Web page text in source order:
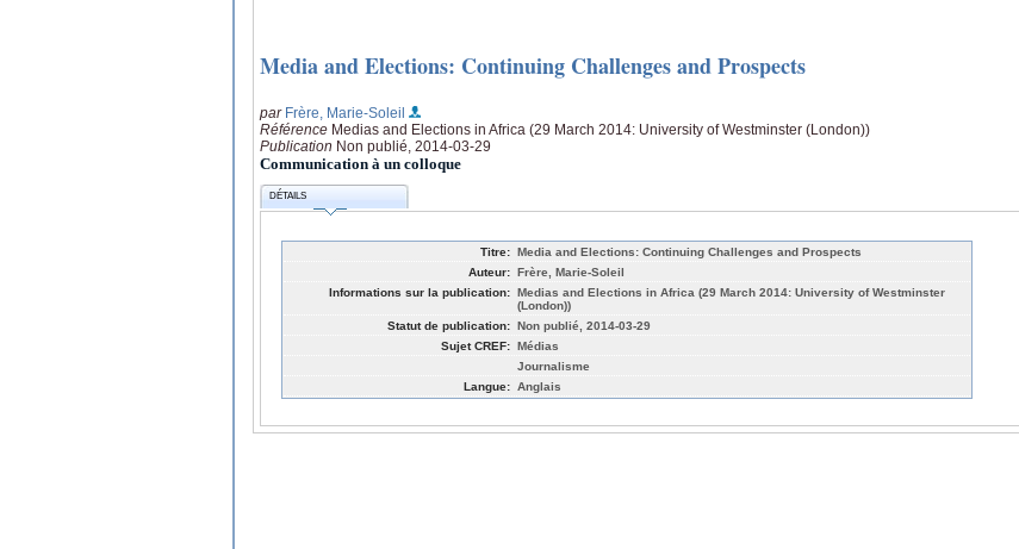
Media and Elections: Continuing Challenges and Prospects
par Frère, Marie-Soleil
Référence Medias and Elections in Africa (29 March 2014: University of Westminster (London))
Publication Non publié, 2014-03-29
Communication à un colloque
DÉTAILS
Titre: Media and Elections: Continuing Challenges and Prospects
Auteur: Frère, Marie-Soleil
Informations sur la publication: Medias and Elections in Africa (29 March 2014: University of Westminster
(London))
Statut de publication: Non publié, 2014-03-29
Sujet CREF: Médias
Journalisme
Langue: Anglais